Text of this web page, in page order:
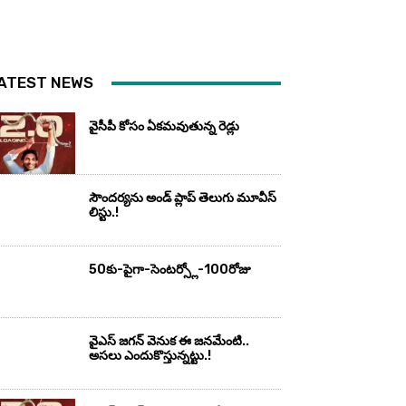
NEWS
వైసీపీ కోసం ఏక‌మ‌వుతున్న రెడ్లు
సౌందర్యను అండ్‌ ప్లాప్‌ తెలుగు మూవీస్‌
లిస్టు.!
50కు-పైగా-సెంటర్స్లో-100రోజు
వైఎస్‌ జగన్‌ వెనుక ఈ జనమేంటి..
అసలు ఎందుకొస్తున్నట్టు.!